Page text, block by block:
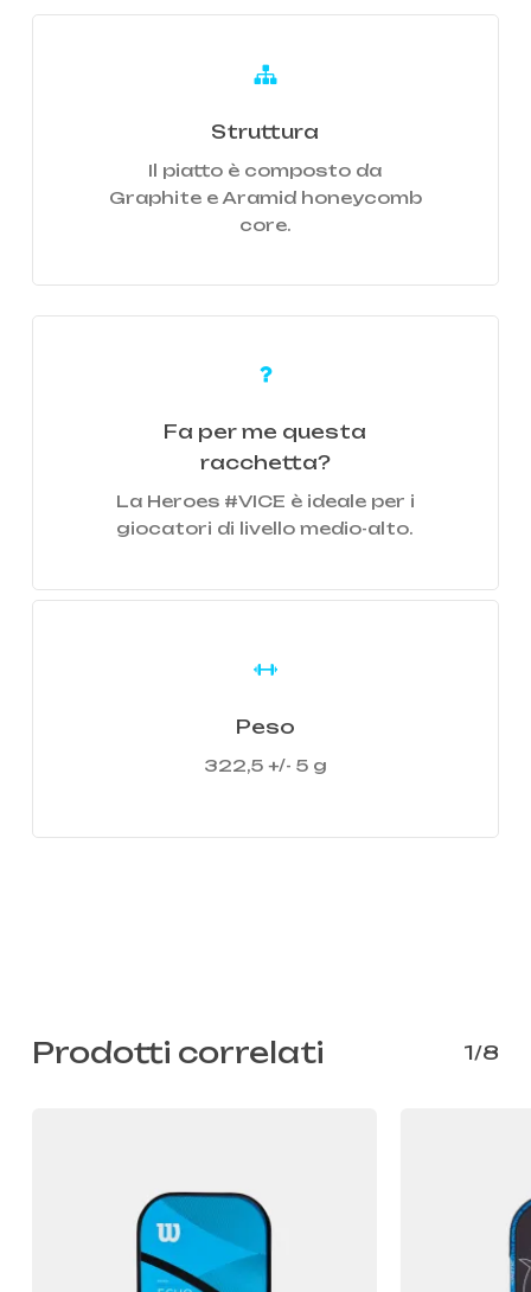
Struttura
Il piatto è composto da
Graphite e Aramid honeycomb
core.
Fa per me questa
racchetta?
La Heroes #VICE è ideale per i
giocatori di livello medio-alto.
Peso
322,5 +/- 5 g
Prodotti correlati 1/8